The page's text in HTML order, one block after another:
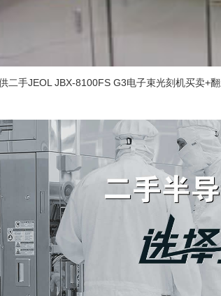
二手JEOL JBX-8100FS G3电子束光刻机买卖+